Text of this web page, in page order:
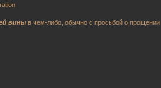
вины в чем-либо, обычно с просьбой о прощении